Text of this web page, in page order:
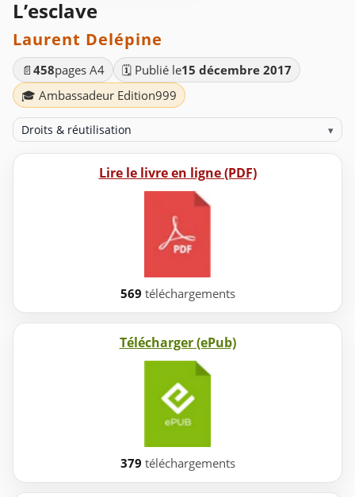
L’esclave
Laurent Delépine
📄 458pages A4 🗓️ Publié le15 décembre 2017
🎓 Ambassadeur Edition999
Droits & réutilisation ▾
Lire le livre en ligne (PDF)
569 téléchargements
Télécharger (ePub)
379 téléchargements